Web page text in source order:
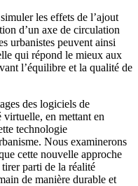
les effets de l’ajout
d’un axe de circulation
urbanistes peuvent ainsi
qui répond le mieux aux
l’équilibre et la qualité de
des logiciels de
virtuelle, en mettant en
technologie
Nous examinerons
cette nouvelle approche
parti de la réalité
de manière durable et